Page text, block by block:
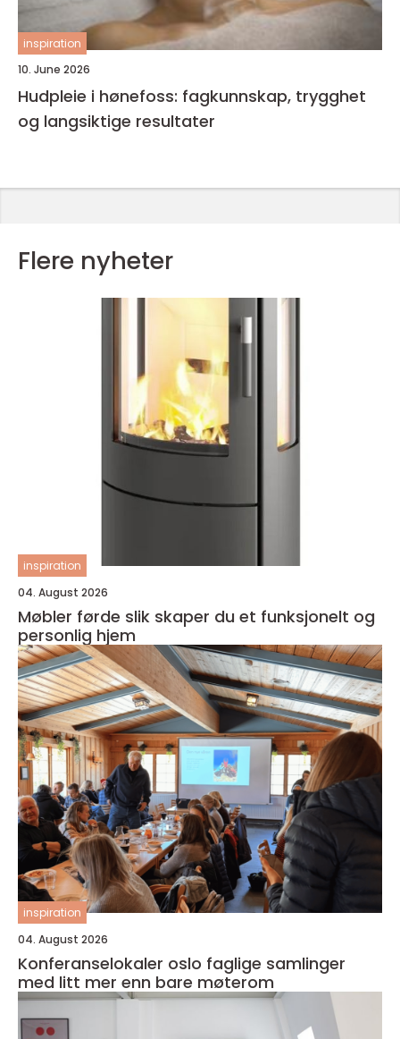
inspiration
10. June 2026
Hudpleie i hønefoss: fagkunnskap, trygghet
og langsiktige resultater
Flere nyheter
inspiration
04. August 2026
Møbler førde slik skaper du et funksjonelt og
personlig hjem
inspiration
04. August 2026
Konferanselokaler oslo faglige samlinger
med litt mer enn bare møterom